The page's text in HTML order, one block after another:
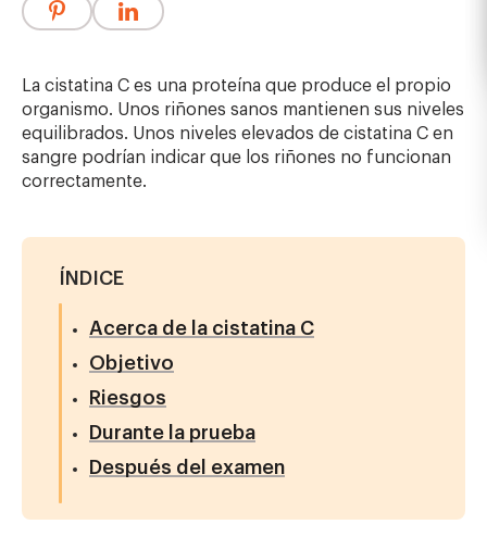
La cistatina C es una proteína que produce el propio
organismo. Unos riñones sanos mantienen sus niveles
equilibrados. Unos niveles elevados de cistatina C en
sangre podrían indicar que los riñones no funcionan
correctamente.
ÍNDICE
Acerca de la cistatina C
Objetivo
Riesgos
Durante la prueba
Después del examen